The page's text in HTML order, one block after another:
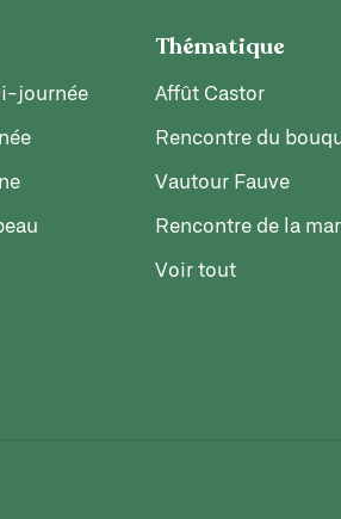
journée
Thématique
Affût Castor
Rencontre du
Vautour Fauve
Rencontre de la
Voir tout